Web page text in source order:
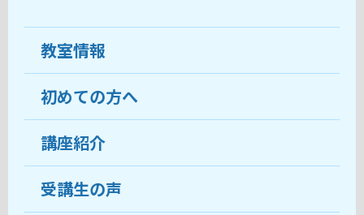
教室情報
教室について
受講生の声
おすすめ・人気の講座
初めての方へ
ココがおすすめ
料金
講座紹介
受講生の声